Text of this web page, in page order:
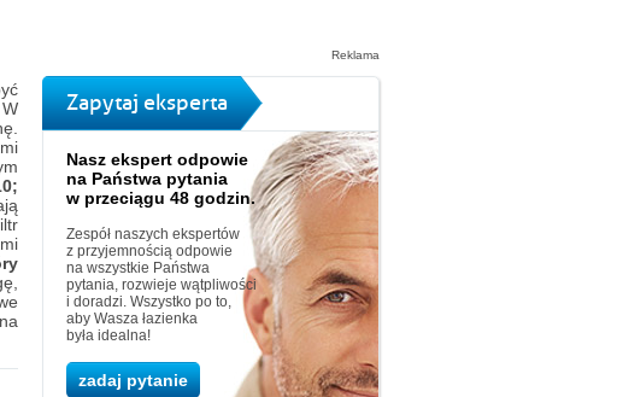
Reklama
Zapytaj eksperta
Nasz ekspert odpowie
na Państwa pytania
w przeciągu 48 godzin.
Zespół naszych ekspertów
z przyjemnością odpowie
na wszystkie Państwa
pytania, rozwieje wątpliwości
i doradzi. Wszystko po to,
aby Wasza łazienka
była idealna!
zadaj pytanie